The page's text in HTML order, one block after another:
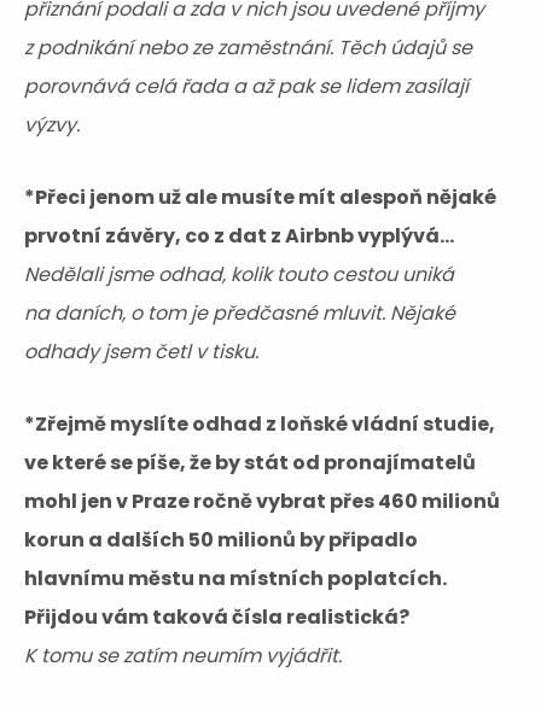
přiznání podali a zda v nich jsou uvedené příjmy
z podnikání nebo ze zaměstnání. Těch údajů se
porovnává celá řada a až pak se lidem zasílají
výzvy.
*Přeci jenom už ale musíte mít alespoň nějaké
prvotní závěry, co z dat z Airbnb vyplývá...
Nedělali jsme odhad, kolik touto cestou uniká
na daních, o tom je předčasné mluvit. Nějaké
odhady jsem četl v tisku.
*Zřejmě myslíte odhad z loňské vládní studie,
ve které se píše, že by stát od pronajímatelů
mohl jen v Praze ročně vybrat přes 460 milionů
korun a dalších 50 milionů by připadlo
hlavnímu městu na místních poplatcích.
Přijdou vám taková čísla realistická?
K tomu se zatím neumím vyjádřit.